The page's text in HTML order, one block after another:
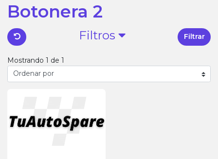
Botonera 2
Filtros Filtrar
Mostrando 1 de 1